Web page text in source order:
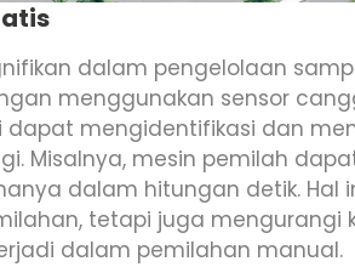
dalam pengelolaan
menggunakan sensor
dapat mengidentifikasi dan
Misalnya, mesin pemilah
dalam hitungan detik. Hal
tetapi juga mengurangi
dalam pemilahan manual.